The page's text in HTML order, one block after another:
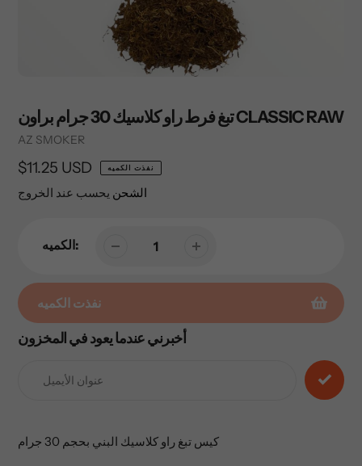
تبغ فرط راو كلاسيك 30 جرام براون CLASSIC RAW
Vendor
AZ SMOKER
السعر
العادي
$11.25 USD نفذت الكميه
الشحن يحسب عند الخروج
الكميه:
نفذت الكميه
إضافة
بك
أخبرني عندما يعود في المخزون